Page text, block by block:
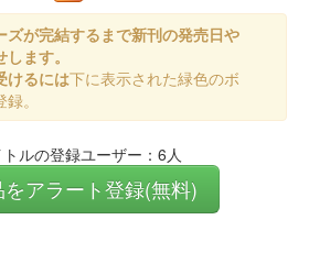
ズが完結するまで新刊の発売日や
ます。
けるには下に表示された緑色のボ
。
ルの登録ユーザー：6人
をアラート登録(無料)